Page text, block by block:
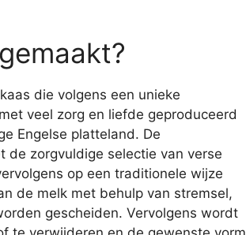
die volgens een unieke
veel zorg en liefde geproduceerd
Engelse platteland. De
de zorgvuldige selectie van verse
op een traditionele wijze
de melk met behulp van stremsel,
gescheiden. Vervolgens wordt